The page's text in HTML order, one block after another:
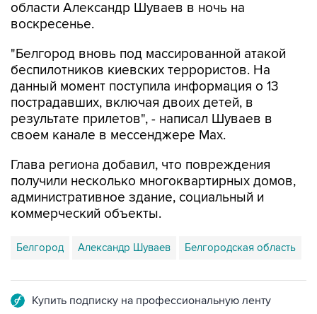
"Белгород вновь под массированной атакой
данный момент поступила информация о 13
пострадавших, включая двоих детей, в
результате прилетов", - написал Шуваев в
своем канале в мессенджере Max.
Глава региона добавил, что повреждения
административное здание, социальный и
коммерческий объекты.
Белгород Александр Шуваев
Подписаться на рассылку главных новостей сайта